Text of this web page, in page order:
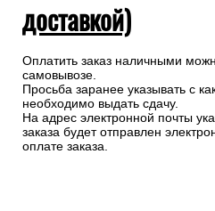
доставкой)
Оплатить заказ наличными
самовывозе.
Просьба заранее указывать с
необходимо выдать сдачу.
На адрес электронной почты
заказа будет отправлен
оплате заказа.